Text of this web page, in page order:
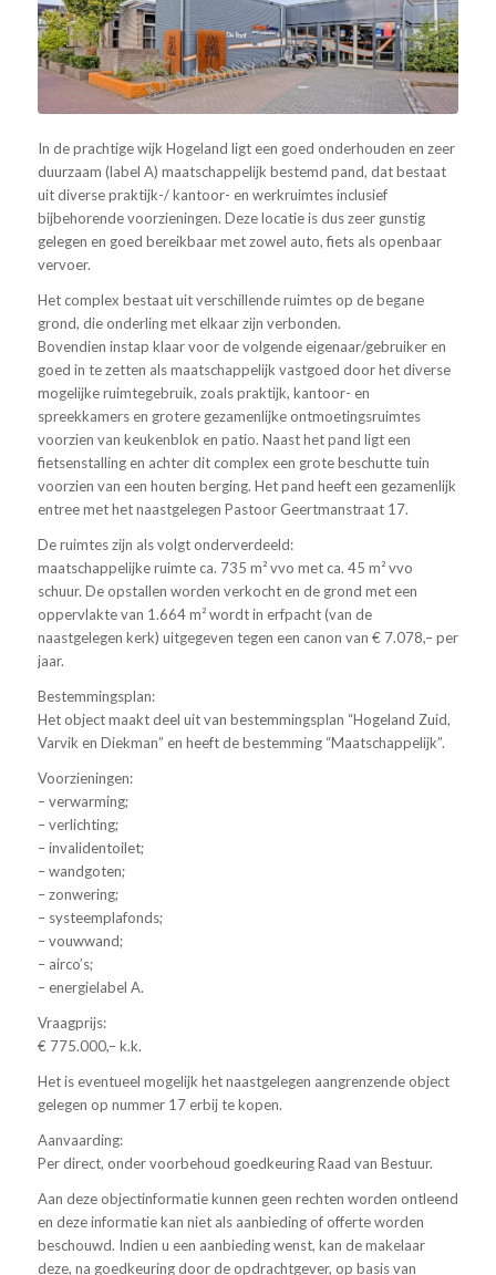
In de prachtige wijk Hogeland ligt een goed onderhouden en zeer
duurzaam (label A) maatschappelijk bestemd pand, dat bestaat
uit diverse praktijk-/ kantoor- en werkruimtes inclusief
bijbehorende voorzieningen. Deze locatie is dus zeer gunstig
gelegen en goed bereikbaar met zowel auto, fiets als openbaar
vervoer.
Het complex bestaat uit verschillende ruimtes op de begane
grond, die onderling met elkaar zijn verbonden.
Bovendien instap klaar voor de volgende eigenaar/gebruiker en
goed in te zetten als maatschappelijk vastgoed door het diverse
mogelijke ruimtegebruik, zoals praktijk, kantoor- en
spreekkamers en grotere gezamenlijke ontmoetingsruimtes
voorzien van keukenblok en patio. Naast het pand ligt een
fietsenstalling en achter dit complex een grote beschutte tuin
voorzien van een houten berging. Het pand heeft een gezamenlijk
entree met het naastgelegen Pastoor Geertmanstraat 17.
De ruimtes zijn als volgt onderverdeeld:
maatschappelijke ruimte ca. 735 m² vvo met ca. 45 m² vvo
schuur. De opstallen worden verkocht en de grond met een
oppervlakte van 1.664 m² wordt in erfpacht (van de
naastgelegen kerk) uitgegeven tegen een canon van € 7.078,– per
jaar.
Bestemmingsplan:
Het object maakt deel uit van bestemmingsplan “Hogeland Zuid,
Varvik en Diekman” en heeft de bestemming “Maatschappelijk”.
Voorzieningen:
– verwarming;
– verlichting;
– invalidentoilet;
– wandgoten;
– zonwering;
– systeemplafonds;
– vouwwand;
– airco’s;
– energielabel A.
Vraagprijs:
€ 775.000,– k.k.
Het is eventueel mogelijk het naastgelegen aangrenzende object
gelegen op nummer 17 erbij te kopen.
Aanvaarding:
Per direct, onder voorbehoud goedkeuring Raad van Bestuur.
Aan deze objectinformatie kunnen geen rechten worden ontleend
en deze informatie kan niet als aanbieding of offerte worden
beschouwd. Indien u een aanbieding wenst, kan de makelaar
deze, na goedkeuring door de opdrachtgever, op basis van